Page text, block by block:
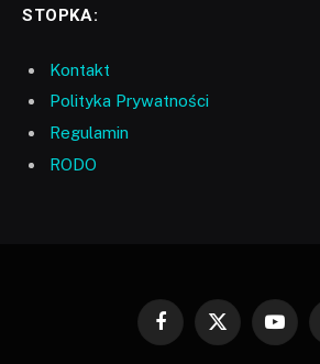
STOPKA:
Kontakt
Polityka Prywatności
Regulamin
RODO
Facebook
X